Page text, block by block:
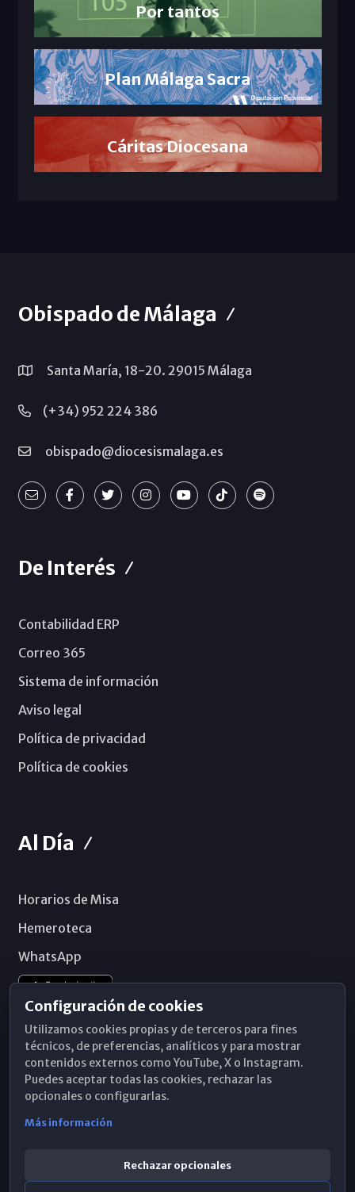
Por tantos
Plan Málaga Sacra
Cáritas Diocesana
Obispado de Málaga
Santa María, 18-20. 29015 Málaga
(+34) 952 224 386
obispado@diocesismalaga.es
De Interés
Contabilidad ERP
Correo 365
Sistema de información
Aviso legal
Política de privacidad
Política de cookies
Al Día
Horarios de Misa
Hemeroteca
WhatsApp
Configuración de cookies
Utilizamos cookies propias y de terceros para fines
técnicos, de preferencias, analíticos y para mostrar
contenidos externos como YouTube, X o Instagram.
Puedes aceptar todas las cookies, rechazar las
opcionales o configurarlas.
Más información
Rechazar opcionales